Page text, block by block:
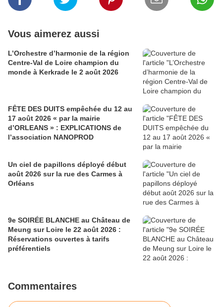
Vous aimerez aussi
L’Orchestre d’harmonie de la région
Centre-Val de Loire champion du
monde à Kerkrade le 2 août 2026
FÊTE DES DUITS empêchée du 12 au
17 août 2026 « par la mairie
d’ORLEANS » : EXPLICATIONS de
l’association NANOPROD
Un ciel de papillons déployé début
août 2026 sur la rue des Carmes à
Orléans
9e SOIRÉE BLANCHE au Château de
Meung sur Loire le 22 août 2026 :
Réservations ouvertes à tarifs
préférentiels
Commentaires